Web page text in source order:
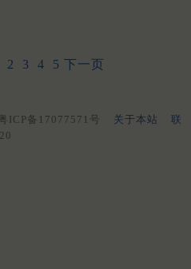
2 3 4 5 下一页
粤ICP备17077571号 关于本站
联